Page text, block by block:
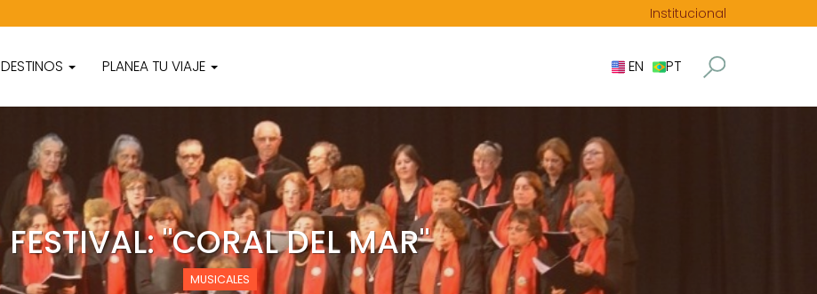
Institucional
DESTINOS PLANEA TU VIAJE EN PT
FESTIVAL: "CORAL DEL MAR"
MUSICALES